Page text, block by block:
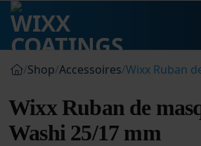
Passer
au
contenu
/Shop/Accessoires/Wixx Ruban
Wixx Ruban de
Washi 25/17 mm